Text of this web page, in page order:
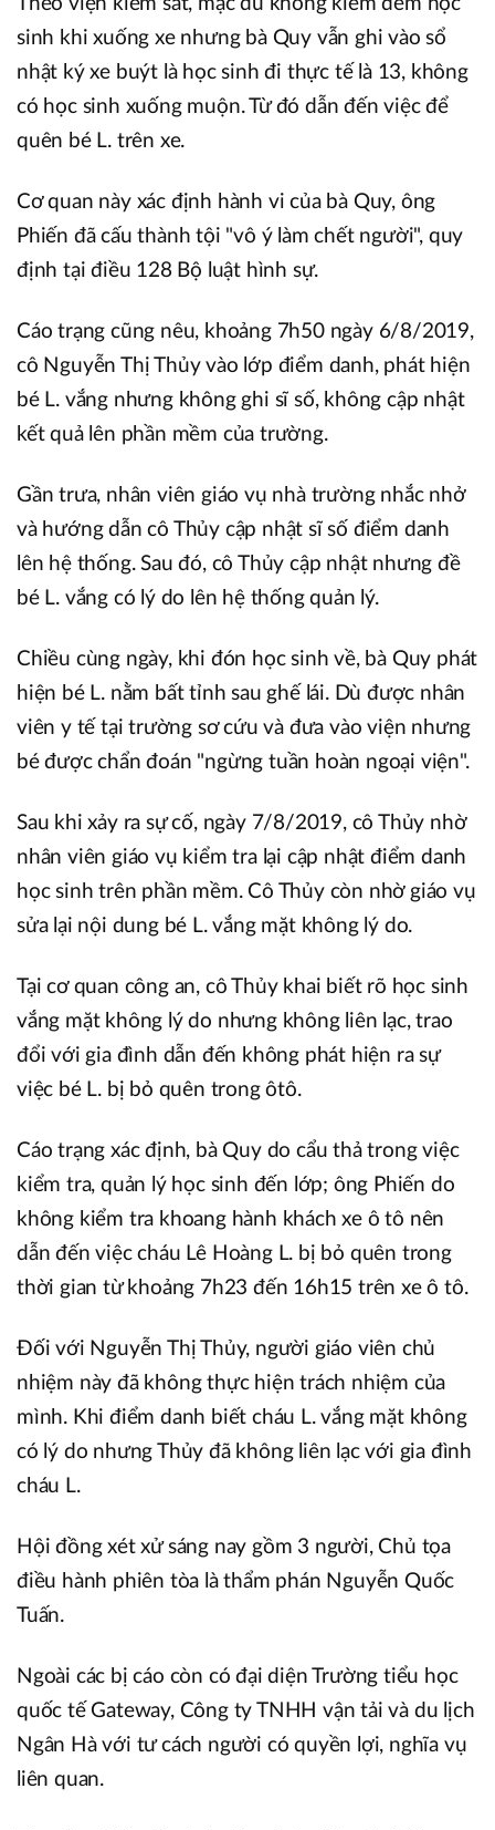
sinh khi xuống xe nhưng bà Quy vẫn ghi vào sổ
nhật ký xe buýt là học sinh đi thực tế là 13, không
có học sinh xuống muộn. Từ đó dẫn đến việc để
quên bé L. trên xe.
Cơ quan này xác định hành vi của bà Quy, ông
Phiến đã cấu thành tội "vô ý làm chết người", quy
định tại điều 128 Bộ luật hình sự.
Cáo trạng cũng nêu, khoảng 7h50 ngày 6/8/2019,
cô Nguyễn Thị Thủy vào lớp điểm danh, phát hiện
bé L. vắng nhưng không ghi sĩ số, không cập nhật
kết quả lên phần mềm của trường.
Gần trưa, nhân viên giáo vụ nhà trường nhắc nhở
và hướng dẫn cô Thủy cập nhật sĩ số điểm danh
lên hệ thống. Sau đó, cô Thủy cập nhật nhưng đề
bé L. vắng có lý do lên hệ thống quản lý.
Chiều cùng ngày, khi đón học sinh về, bà Quy phát
hiện bé L. nằm bất tỉnh sau ghế lái. Dù được nhân
viên y tế tại trường sơ cứu và đưa vào viện nhưng
bé được chẩn đoán "ngừng tuần hoàn ngoại viện".
Sau khi xảy ra sự cố, ngày 7/8/2019, cô Thủy nhờ
nhân viên giáo vụ kiểm tra lại cập nhật điểm danh
học sinh trên phần mềm. Cô Thủy còn nhờ giáo vụ
sửa lại nội dung bé L. vắng mặt không lý do.
Tại cơ quan công an, cô Thủy khai biết rõ học sinh
vắng mặt không lý do nhưng không liên lạc, trao
đổi với gia đình dẫn đến không phát hiện ra sự
việc bé L. bị bỏ quên trong ôtô.
Cáo trạng xác định, bà Quy do cẩu thả trong việc
kiểm tra, quản lý học sinh đến lớp; ông Phiến do
không kiểm tra khoang hành khách xe ô tô nên
dẫn đến việc cháu Lê Hoàng L. bị bỏ quên trong
thời gian từ khoảng 7h23 đến 16h15 trên xe ô tô.
Đối với Nguyễn Thị Thủy, người giáo viên chủ
nhiệm này đã không thực hiện trách nhiệm của
mình. Khi điểm danh biết cháu L. vắng mặt không
có lý do nhưng Thủy đã không liên lạc với gia đình
cháu L.
Hội đồng xét xử sáng nay gồm 3 người, Chủ tọa
điều hành phiên tòa là thẩm phán Nguyễn Quốc
Tuấn.
Ngoài các bị cáo còn có đại diện Trường tiểu học
quốc tế Gateway, Công ty TNHH vận tải và du lịch
Ngân Hà với tư cách người có quyền lợi, nghĩa vụ
liên quan.